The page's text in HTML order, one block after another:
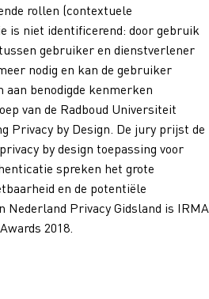
rollen (contextuele
is niet identificerend: door gebruik
gebruiker en dienstverlener
nodig en kan de gebruiker
benodigde kenmerken
van de Radboud Universiteit
Privacy by Design. De jury prijst de
by design toepassing voor
spreken het grote
en de potentiële
Privacy Gidsland is IRMA
2018.